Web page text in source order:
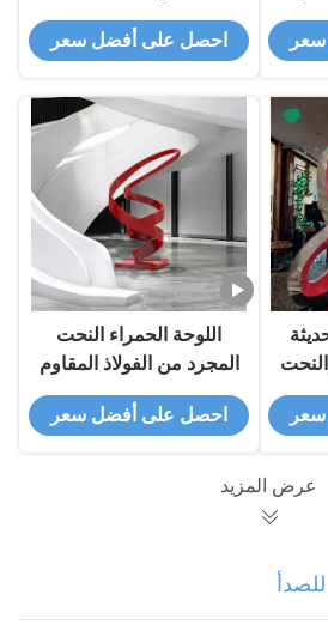
الزخرفية الخارجية العامة
الحديثة المخصصة
احصل على أفضل سعر
النحت
اللوحة الحمراء النحت
المجرد من الفولاذ المقاوم
للصدأ تمثال الفن الحديث
للمكاتب الفندق والديكور
احصل على أفضل سعر
عرض المزيد